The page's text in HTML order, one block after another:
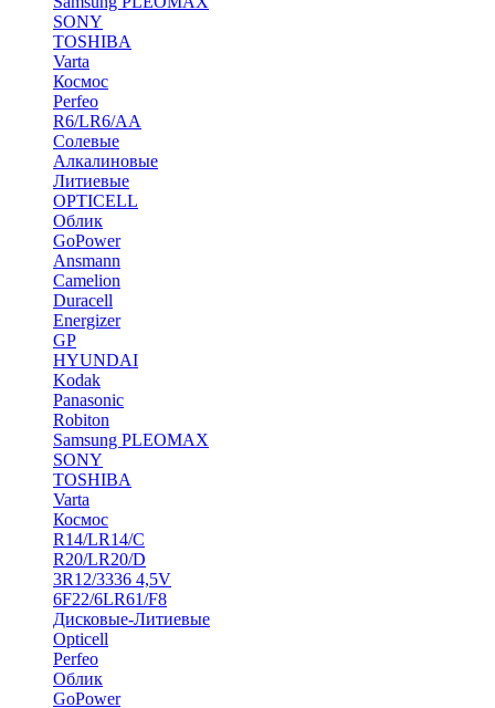
SONY
TOSHIBA
Varta
Космос
Perfeo
R6/LR6/AA
Солевые
Алкалиновые
Литиевые
OPTICELL
Облик
GoPower
Ansmann
Camelion
Duracell
Energizer
GP
HYUNDAI
Kodak
Panasonic
Robiton
Samsung PLEOMAX
SONY
TOSHIBA
Varta
Космос
R14/LR14/C
R20/LR20/D
3R12/3336 4,5V
6F22/6LR61/F8
Дисковые-Литиевые
Opticell
Perfeo
Облик
GoPower